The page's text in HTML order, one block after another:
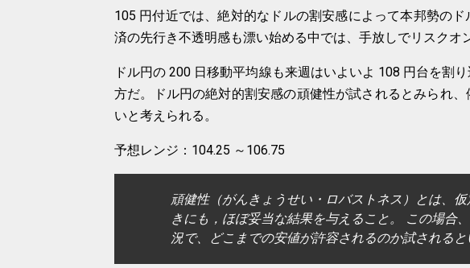
105 円付近では、絶対的なドルの割安感によって本邦勢の
済の先行き不透明感も漂い始める中では、手放しでリスクオ
ドル円の 200 日移動平均線も来週はいよいよ 108 円台を割
方だ。ドル円の絶対的割安感の頑健性が試されるとみられ
いと考えられる。
予想レンジ：104.25 ～106.75
頑健性（がんきょうせい・ロバストネス）とは、
きにも，ほぼ妥当な結果を与えること。 この場合
況で、どこまでの安値が許容されるのか試されると